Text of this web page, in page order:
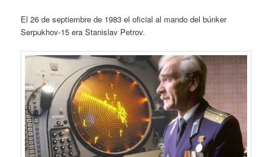
El 26 de septiembre de 1983 el oficial al mando del búnker
Serpukhov-15 era Stanislav Petrov.